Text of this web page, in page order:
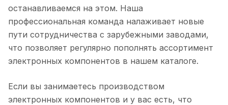
останавливаемся на этом. Наша
профессиональная команда налаживает новые
пути сотрудничества с зарубежными заводами,
что позволяет регулярно пополнять ассортимент
электронных компонентов в нашем каталоге.
Если вы занимаетесь производством
электронных компонентов и у вас есть, что